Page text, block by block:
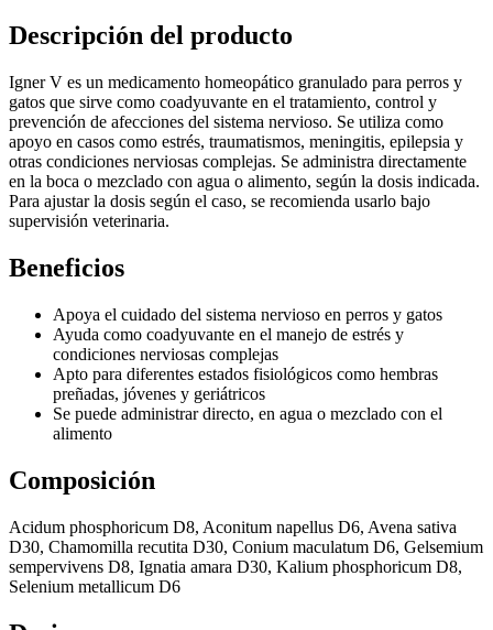
Descripción del producto
Igner V es un medicamento homeopático granulado para perros y
gatos que sirve como coadyuvante en el tratamiento, control y
prevención de afecciones del sistema nervioso. Se utiliza como
apoyo en casos como estrés, traumatismos, meningitis, epilepsia y
otras condiciones nerviosas complejas. Se administra directamente
en la boca o mezclado con agua o alimento, según la dosis indicada.
Para ajustar la dosis según el caso, se recomienda usarlo bajo
supervisión veterinaria.
Beneficios
Apoya el cuidado del sistema nervioso en perros y gatos
Ayuda como coadyuvante en el manejo de estrés y
condiciones nerviosas complejas
Apto para diferentes estados fisiológicos como hembras
preñadas, jóvenes y geriátricos
Se puede administrar directo, en agua o mezclado con el
alimento
Composición
Acidum phosphoricum D8, Aconitum napellus D6, Avena sativa
D30, Chamomilla recutita D30, Conium maculatum D6, Gelsemium
sempervivens D8, Ignatia amara D30, Kalium phosphoricum D8,
Selenium metallicum D6